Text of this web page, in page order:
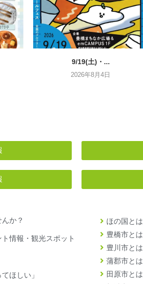
9/19(土)・...
2026年8月4日
か？
情報・観光スポット
ほしい」
ほの国とは
豊橋市とは
豊川市とは
蒲郡市とは
田原市とは